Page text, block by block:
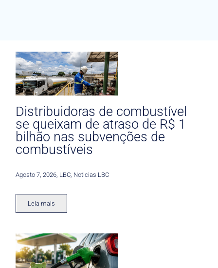
Distribuidoras de combustível
se queixam de atraso de R$ 1
bilhão nas subvenções de
combustíveis
Agosto 7, 2026 LBC Noticias LBC
Leia mais